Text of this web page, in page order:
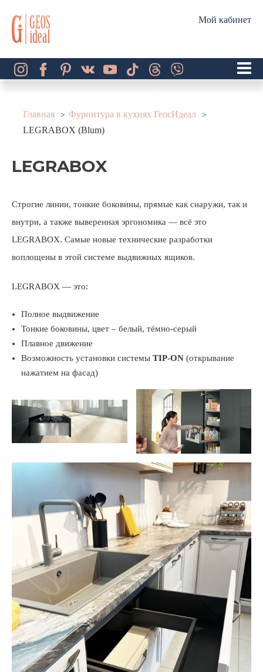
Мой кабинет
Главная
Фурнитура в кухнях ГеосИдеал
LEGRABOX (Blum)
LEGRABOX
Строгие линии, тонкие боковины, прямые как снаружи, так и
внутри, а также выверенная эргономика — всё это
LEGRABOX. Самые новые технические разработки
воплощены в этой системе выдвижных ящиков.
LEGRABOX — это:
Полное выдвижение
Тонкие боковины, цвет – белый, тёмно-серый
Плавное движение
Возможность установки системы TIP-ON (открывание
нажатием на фасад)